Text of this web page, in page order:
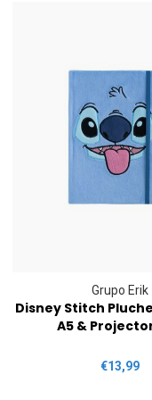
Grupo Erik
Disney Stitch
A5 &
€13,99